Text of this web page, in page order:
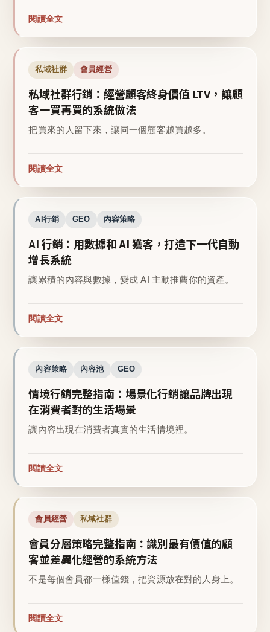
閱讀全文
私域社群 會員經營
私域社群行銷：經營顧客終身價值 LTV，讓顧
客一買再買的系統做法
把買來的人留下來，讓同一個顧客越買越多。
閱讀全文
AI行銷 GEO 內容策略
AI 行銷：用數據和 AI 獲客，打造下一代自動
增長系統
讓累積的內容與數據，變成 AI 主動推薦你的資產。
閱讀全文
內容策略 內容池 GEO
情境行銷完整指南：場景化行銷讓品牌出現
在消費者對的生活場景
讓內容出現在消費者真實的生活情境裡。
閱讀全文
會員經營 私域社群
會員分層策略完整指南：識別最有價值的顧
客並差異化經營的系統方法
不是每個會員都一樣值錢，把資源放在對的人身上。
閱讀全文